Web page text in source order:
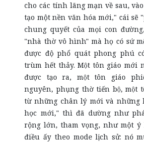
cho các tính lãng mạn về sau,
tạo một nền văn hóa mới," cái sẽ
chung quyết của mọi con
"nhà thờ vô hình" mà họ có sứ
được độ phổ quát phong phú
trùm hết thảy. Một tôn giáo mới
được tạo ra, một tôn giáo
nguyên, phụng thờ tiến bộ, một
từ những chân lý mới và những
học mới," thì đã dường như
rộng lớn, tham vọng, như một ý
điều ấy theo mode lịch sử: nó